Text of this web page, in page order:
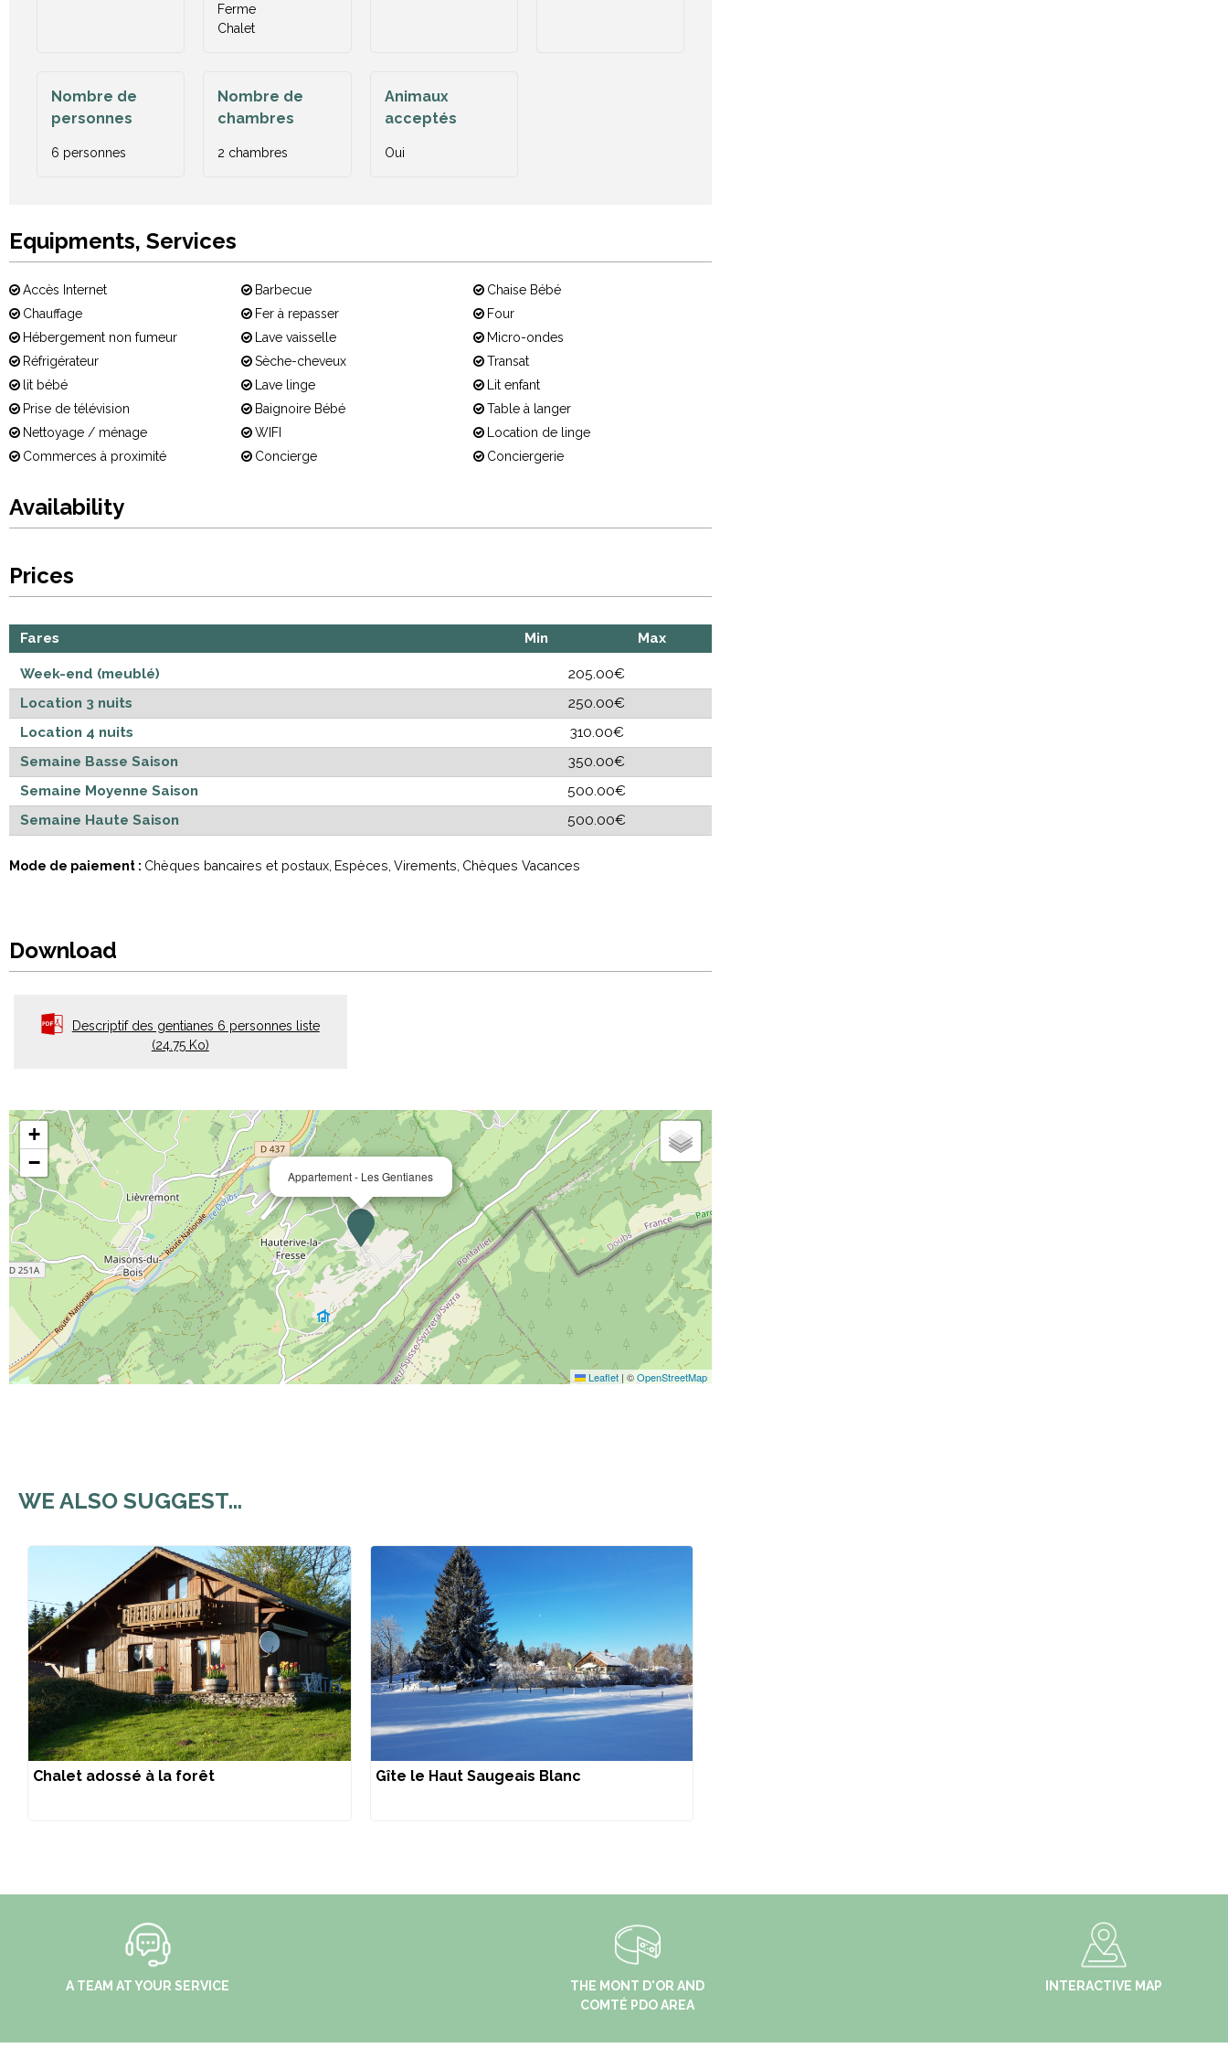
Ferme
Chalet
Nombre de
personnes
6 personnes
Nombre de
chambres
2 chambres
Animaux
acceptés
Oui
Equipments, Services
Accès Internet Barbecue
Chaise Bébé
Chauffage
Fer à repasser
Four
Hébergement non fumeur
Lave vaisselle
Micro-ondes
Réfrigérateur
Sèche-cheveux
Transat
lit bébé
Lave linge
Lit enfant
Prise de télévision
Baignoire Bébé
Table à langer
Nettoyage / ménage
WIFI
Location de linge
Commerces à proximité
Concierge Conciergerie
Availability
Prices
Fares Min Max
Week-end (meublé)
205.00€
Location 3 nuits
250.00€
Location 4 nuits
310.00€
Semaine Basse Saison
350.00€
Semaine Moyenne Saison
500.00€
Semaine Haute Saison
500.00€
Mode de paiement : Chèques bancaires et postaux Espèces Virements Chèques Vacances
Download
Descriptif des gentianes 6 personnes liste
(24.75 Ko)
Appartement - Les Gentianes
+
−
Leaflet | ©OpenStreetMap
WE ALSO SUGGEST...
Chalet adossé à la forêt Gîte le Haut Saugeais Blanc
A TEAM AT YOUR SERVICE
THE MONT D'OR AND
COMTÉ PDO AREA
INTERACTIVE MAP